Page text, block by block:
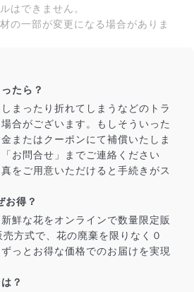
くサービスですか？
文いただけます。
アへの配送には対応しておりませ
ますか？
グで発送しているため、お届け日の
取り時間帯は、発送後にクロネコヤ
能です。
できますか？
ればキャンセル可能です。
はできません。
の一部が変更になる場合がありま
たら？
まったり折れてしまうなどのトラ
合がございます。もしそういった
またはクーポンにて補償いたしま
お問合せ」までご連絡ください
をご用意いただけると手続きがス
お得？
鮮な花をオンラインで数量限定販
方式で、花の廃棄を限りなく０
っとお得な価格でのお届けを実現
？